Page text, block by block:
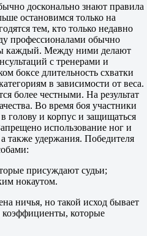
досконально знают правила
остановимся только на
тем, кто только недавно
профессионалами обычно
каждый. Между ними делают
с тренерами и
боксе длительность схватки
в зависимости от веса.
более честными. На результат
Во время боя участники
голову и корпус и защищаться
использование ног и
также удержания. Победителя
присуждают судьи;
нокаутом.
ничья, но такой исход бывает
которые